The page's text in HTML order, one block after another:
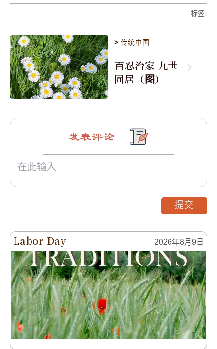
标签:
>传统中国
百忍治家 九世
同居（图）
Labor Day 2026年8月9日
发表评论
提交